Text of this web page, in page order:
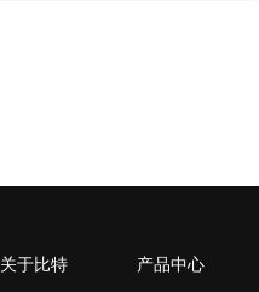
关于比特 产品中心